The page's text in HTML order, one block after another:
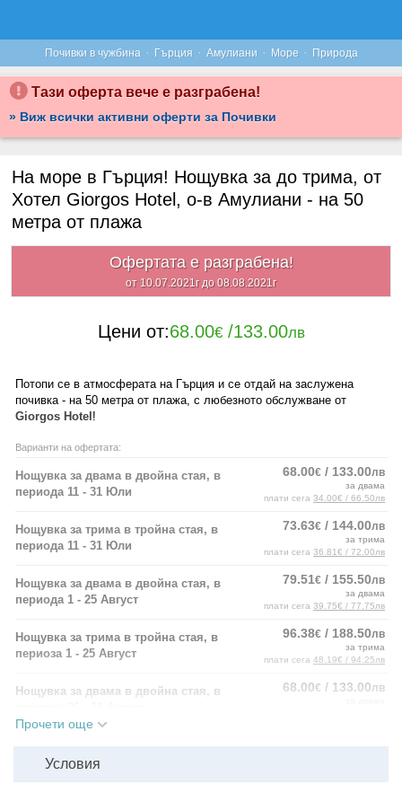
Почивки в чужбина · Гърция · Амулиани · Море · Природа
Тази оферта вече е разграбена!
» Виж всички активни оферти за Почивки
На море в Гърция! Нощувка за до трима, от
Хотел Giorgos Нotel, о-в Амулиани - на 50
метра от плажа
Офертата е разграбена!
от 10.07.2021г до 08.08.2021г
Цени от:68.00€/133.00лв
Потопи се в атмосферата на Гърция и се отдай на заслужена
почивка - на 50 метра от плажа, с любезното обслужване от
Giorgos Нotel !
Варианти на офертата:
Нощувка за двама в двойна стая, в
периода 11 - 31 Юли
68.00€ / 133.00лв
за двама
плати сега 34.00€ / 66.50лв
Нощувка за трима в тройна стая, в
периода 11 - 31 Юли
73.63€ / 144.00лв
за трима
плати сега 36.81€ / 72.00лв
Нощувка за двама в двойна стая, в
периода 1 - 25 Август
79.51€ / 155.50лв
за двама
плати сега 39.75€ / 77.75лв
Нощувка за трима в тройна стая, в
периоза 1 - 25 Август
96.38€ / 188.50лв
за трима
плати сега 48.19€ / 94.25лв
Нощувка за двама в двойна стая, в
68.00€ / 133.00лв
периода 26 - 31 Август
Прочети още
Условия